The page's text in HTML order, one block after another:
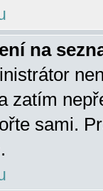
na
zatím
sami.
.